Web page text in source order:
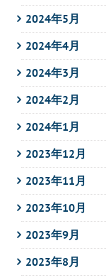
2024年5月
2024年4月
2024年3月
2024年2月
2024年1月
2023年12月
2023年11月
2023年10月
2023年9月
2023年8月